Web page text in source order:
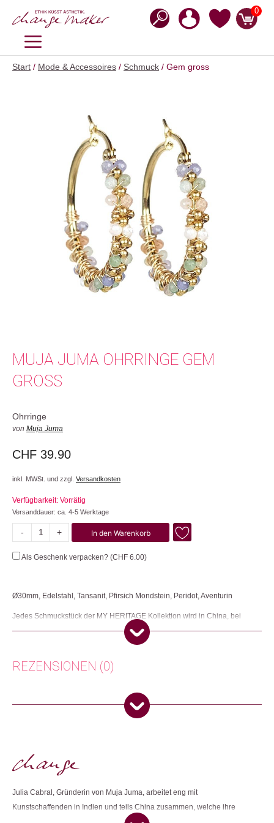
Inhalt
0
MENÜ
Start / Mode & Accessoires / Schmuck / Gem gross
MUJA JUMA OHRRINGE GEM
GROSS
Ohrringe
von Muja Juma
CHF 39.90
inkl. MWSt. und zzgl. Versandkosten
Verfügbarkeit: Vorrätig
Versanddauer: ca. 4-5 Werktage
-
Menge
+ In den Warenkorb
Als Geschenk verpacken? (CHF 6.00)
Ø30mm, Edelstahl, Tansanit, Pfirsich Mondstein, Peridot, Aventurin
Jedes Schmuckstück der MY HERITAGE Kollektion wird in China, bei
Frauen Zuhause, in Handarbeit hergestellt. Dies ermöglicht ihnen die
Arbeit an ihrem Heimatort und bei ihren Familien.
Produktion: China
Ohrringe
Dieses Produkt weiterempfehlen:
REZENSIONEN (0)
Es gibt noch keine Rezensionen.
Julia Cabral, Gründerin von Muja Juma, arbeitet eng mit
Kunstschaffenden in Indien und teils China zusammen, welche ihre